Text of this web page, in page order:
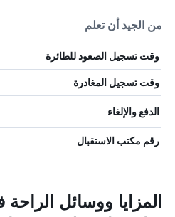
من الجيد أن تعلم
وقت تسجيل الصعود للطائرة
وقت تسجيل المغادرة
الدفع والإلغاء
رقم مكتب الاستقبال
المزايا ووسائل